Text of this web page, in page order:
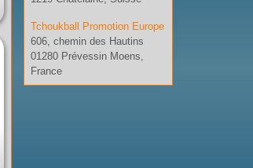
Tchoukball Promotion Europe
606, chemin des Hautins
01280 Prévessin Moens,
France